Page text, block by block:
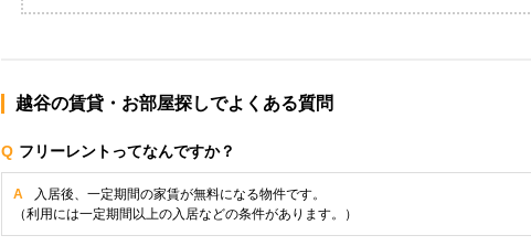
越谷の賃貸・お部屋探しでよくある質問
Q フリーレントってなんですか？
A
入居後、一定期間の家賃が無料になる物件です。
（利用には一定期間以上の入居などの条件があります。）